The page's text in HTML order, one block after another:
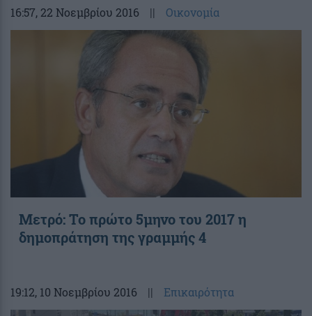
16:57, 22 Νοεμβρίου 2016 || Οικονομία
Μετρό: Το πρώτο 5μηνο του 2017 η
δημοπράτηση της γραμμής 4
19:12, 10 Νοεμβρίου 2016 || Επικαιρότητα